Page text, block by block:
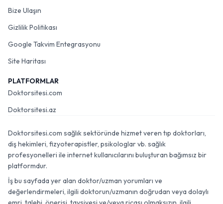
Bize Ulaşın
Gizlilik Politikası
Google Takvim Entegrasyonu
Site Haritası
PLATFORMLAR
Doktorsitesi.com
Doktorsitesi.az
Doktorsitesi.com sağlık sektöründe hizmet veren tıp doktorları,
diş hekimleri, fizyoterapistler, psikologlar vb. sağlık
profesyonelleri ile internet kullanıcılarını buluşturan bağımsız bir
platformdur.
İş bu sayfada yer alan doktor/uzman yorumları ve
değerlendirmeleri, ilgili doktorun/uzmanın doğrudan veya dolaylı